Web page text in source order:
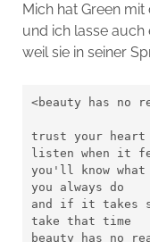
Mich hat Green
und ich lasse auch
weil sie in seiner
<beauty has no
trust your heart
listen when it
you'll know
you always do
and if it takes
take that time
beauty has no